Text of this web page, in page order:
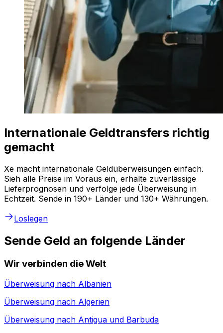
Internationale Geldtransfers richtig
gemacht
Xe macht internationale Geldüberweisungen einfach.
Sieh alle Preise im Voraus ein, erhalte zuverlässige
Lieferprognosen und verfolge jede Überweisung in
Echtzeit. Sende in 190+ Länder und 130+ Währungen.
Loslegen
Sende Geld an folgende Länder
Wir verbinden die Welt
Überweisung nach Albanien
Überweisung nach Algerien
Überweisung nach Antigua und Barbuda